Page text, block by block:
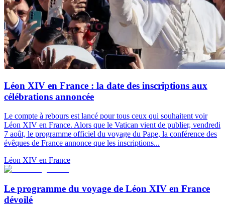
Léon XIV en France : la date des inscriptions aux
célébrations annoncée
Le compte à rebours est lancé pour tous ceux qui souhaitent voir
Léon XIV en France. Alors que le Vatican vient de publier, vendredi
7 août, le programme officiel du voyage du Pape, la conférence des
évêques de France annonce que les inscriptions...
Léon XIV en France
Le programme du voyage de Léon XIV en France
dévoilé